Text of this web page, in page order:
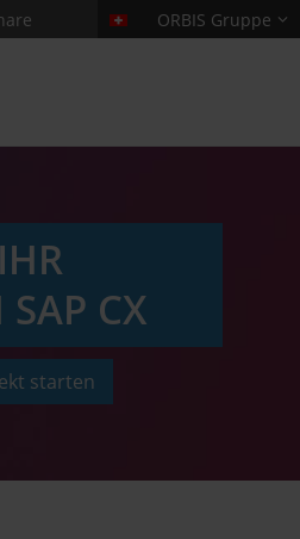
ORBIS Gruppe
CX
starten